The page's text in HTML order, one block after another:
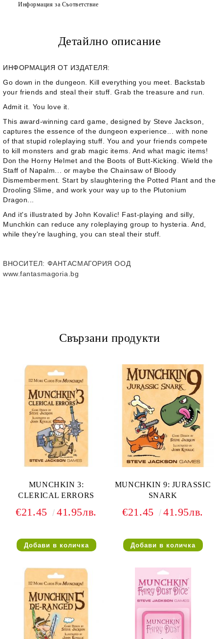
Информация за Съответствие
Детайлно описание
ИНФОРМАЦИЯ ОТ ИЗДАТЕЛЯ:
Go down in the dungeon. Kill everything you meet. Backstab
your friends and steal their stuff. Grab the treasure and run.
Admit it. You love it.
This award-winning card game, designed by Steve Jackson,
captures the essence of the dungeon experience... with none
of that stupid roleplaying stuff. You and your friends compete
to kill monsters and grab magic items. And what magic items!
Don the Horny Helmet and the Boots of Butt-Kicking. Wield the
Staff of Napalm... or maybe the Chainsaw of Bloody
Dismemberment. Start by slaughtering the Potted Plant and the
Drooling Slime, and work your way up to the Plutonium
Dragon...
And it's illustrated by John Kovalic! Fast-playing and silly,
Munchkin can reduce any roleplaying group to hysteria. And,
while they're laughing, you can steal their stuff.
ВНОСИТЕЛ: ФАНТАСМАГОРИЯ ООД
www.fantasmagoria.bg
Свързани продукти
MUNCHKIN 3:
CLERICAL ERRORS
€21.45 41.95лв.
MUNCHKIN 9: JURASSIC
SNARK
€21.45 41.95лв.